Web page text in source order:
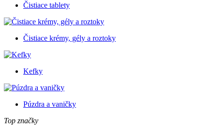
Čistiace tablety
Čistiace krémy, gély a roztoky
Kefky
Púzdra a vaničky
Top značky